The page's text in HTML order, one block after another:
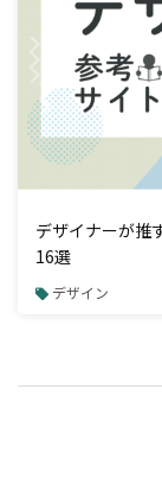
デザイナーが推
16選
デザイン